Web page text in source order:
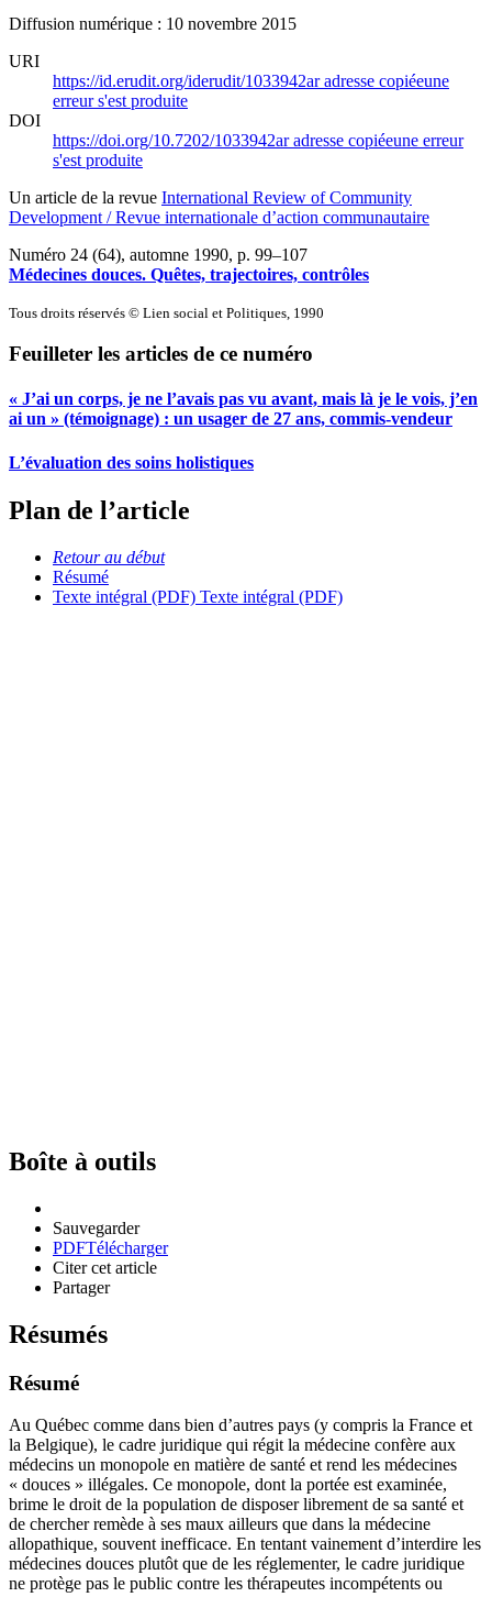
Diffusion numérique : 10 novembre 2015
URI
https://id.erudit.org/iderudit/1033942aradresse copiéeune
erreur s'est produite
DOI
https://doi.org/10.7202/1033942aradresse copiéeune erreur
s'est produite
Un article de la revue International Review of Community
Development / Revue internationale d’action communautaire
Numéro 24 (64), automne 1990, p. 99–107
Médecines douces. Quêtes, trajectoires, contrôles
Tous droits réservés © Lien social et Politiques, 1990
Feuilleter les articles de ce numéro
« J’ai un corps, je ne l’avais pas vu avant, mais là je le vois, j’en
ai un » (témoignage) : un usager de 27 ans, commis-vendeur
L’évaluation des soins holistiques
Plan de l’article
Retour au début
Résumé
Texte intégral (PDF) Texte intégral (PDF)
Boîte à outils
Sauvegarder
PDFTélécharger
Citer cet article
Partager
Résumés
Résumé
Au Québec comme dans bien d’autres pays (y compris la France et
la Belgique), le cadre juridique qui régit la médecine confère aux
médecins un monopole en matière de santé et rend les médecines
« douces » illégales. Ce monopole, dont la portée est examinée,
brime le droit de la population de disposer librement de sa santé et
de chercher remède à ses maux ailleurs que dans la médecine
allopathique, souvent inefficace. En tentant vainement d’interdire les
médecines douces plutôt que de les réglementer, le cadre juridique
ne protège pas le public contre les thérapeutes incompétents ou